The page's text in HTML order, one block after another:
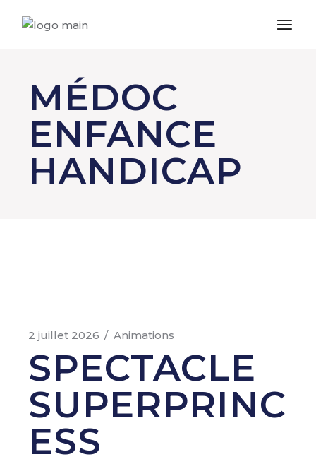
MÉDOC
ENFANCE
HANDICAP
2 juillet 2026 Animations
SPECTACLE
SUPERPRINC
ESS